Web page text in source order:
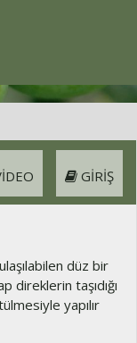
GIRIŞ
düz bir
direklerin taşıdığı
yapılır